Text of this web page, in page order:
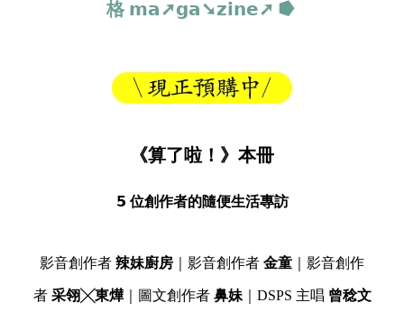
格 𝗺𝗮➚𝗴𝗮➘𝘇𝗶𝗻𝗲➚ ⭓
《算了啦！》本冊
𝟱 位創作者的隨便生活專訪
影音創作者 辣妹廚房 ｜影音創作者 金童 ｜影音創作
者 采翎╳東燁｜圖文創作者 鼻妹｜DSPS 主唱 曾稔文